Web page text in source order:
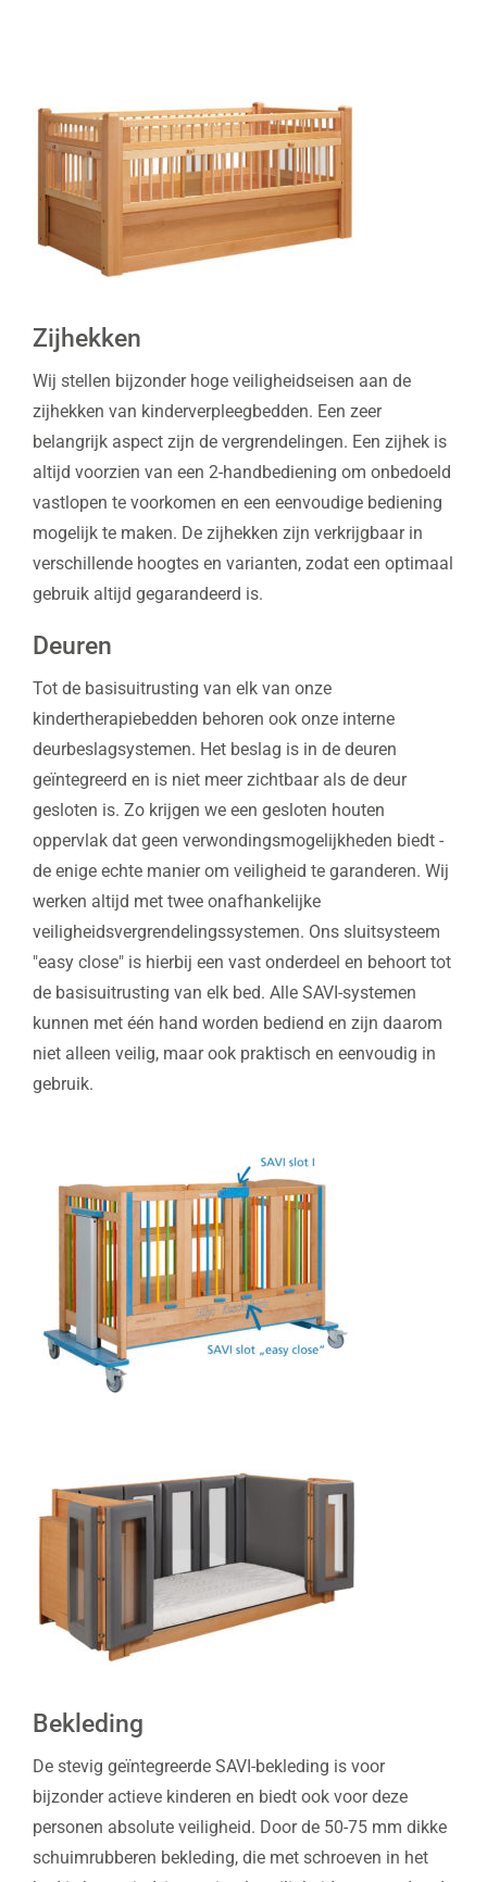
Zijhekken
Wij stellen bijzonder hoge veiligheidseisen aan de
zijhekken van kinderverpleegbedden. Een zeer
belangrijk aspect zijn de vergrendelingen. Een zijhek is
altijd voorzien van een 2-handbediening om onbedoeld
vastlopen te voorkomen en een eenvoudige bediening
mogelijk te maken. De zijhekken zijn verkrijgbaar in
verschillende hoogtes en varianten, zodat een optimaal
gebruik altijd gegarandeerd is.
Deuren
Tot de basisuitrusting van elk van onze
kindertherapiebedden behoren ook onze interne
deurbeslagsystemen. Het beslag is in de deuren
geïntegreerd en is niet meer zichtbaar als de deur
gesloten is. Zo krijgen we een gesloten houten
oppervlak dat geen verwondingsmogelijkheden biedt -
de enige echte manier om veiligheid te garanderen. Wij
werken altijd met twee onafhankelijke
veiligheidsvergrendelingssystemen. Ons sluitsysteem
"easy close" is hierbij een vast onderdeel en behoort tot
de basisuitrusting van elk bed. Alle SAVI-systemen
kunnen met één hand worden bediend en zijn daarom
niet alleen veilig, maar ook praktisch en eenvoudig in
gebruik.
Bekleding
De stevig geïntegreerde SAVI-bekleding is voor
bijzonder actieve kinderen en biedt ook voor deze
personen absolute veiligheid. Door de 50-75 mm dikke
schuimrubberen bekleding, die met schroeven in het